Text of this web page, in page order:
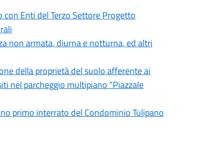
Enti del Terzo Settore Progetto
non armata, diurna e notturna, ed altri
della proprietà del suolo afferente ai
nel parcheggio multipiano “Piazzale
primo interrato del Condominio Tulipano